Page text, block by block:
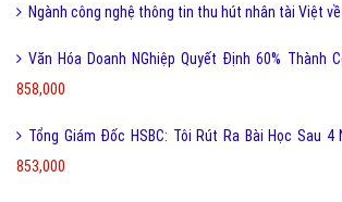
Ngành công nghệ thông tin thu hút nhân tài Việt
Văn Hóa Doanh NGhiệp Quyết Định 60% Thành
858,000
Tổng Giám Đốc HSBC: Tôi Rút Ra Bài Học Sau 4
853,000